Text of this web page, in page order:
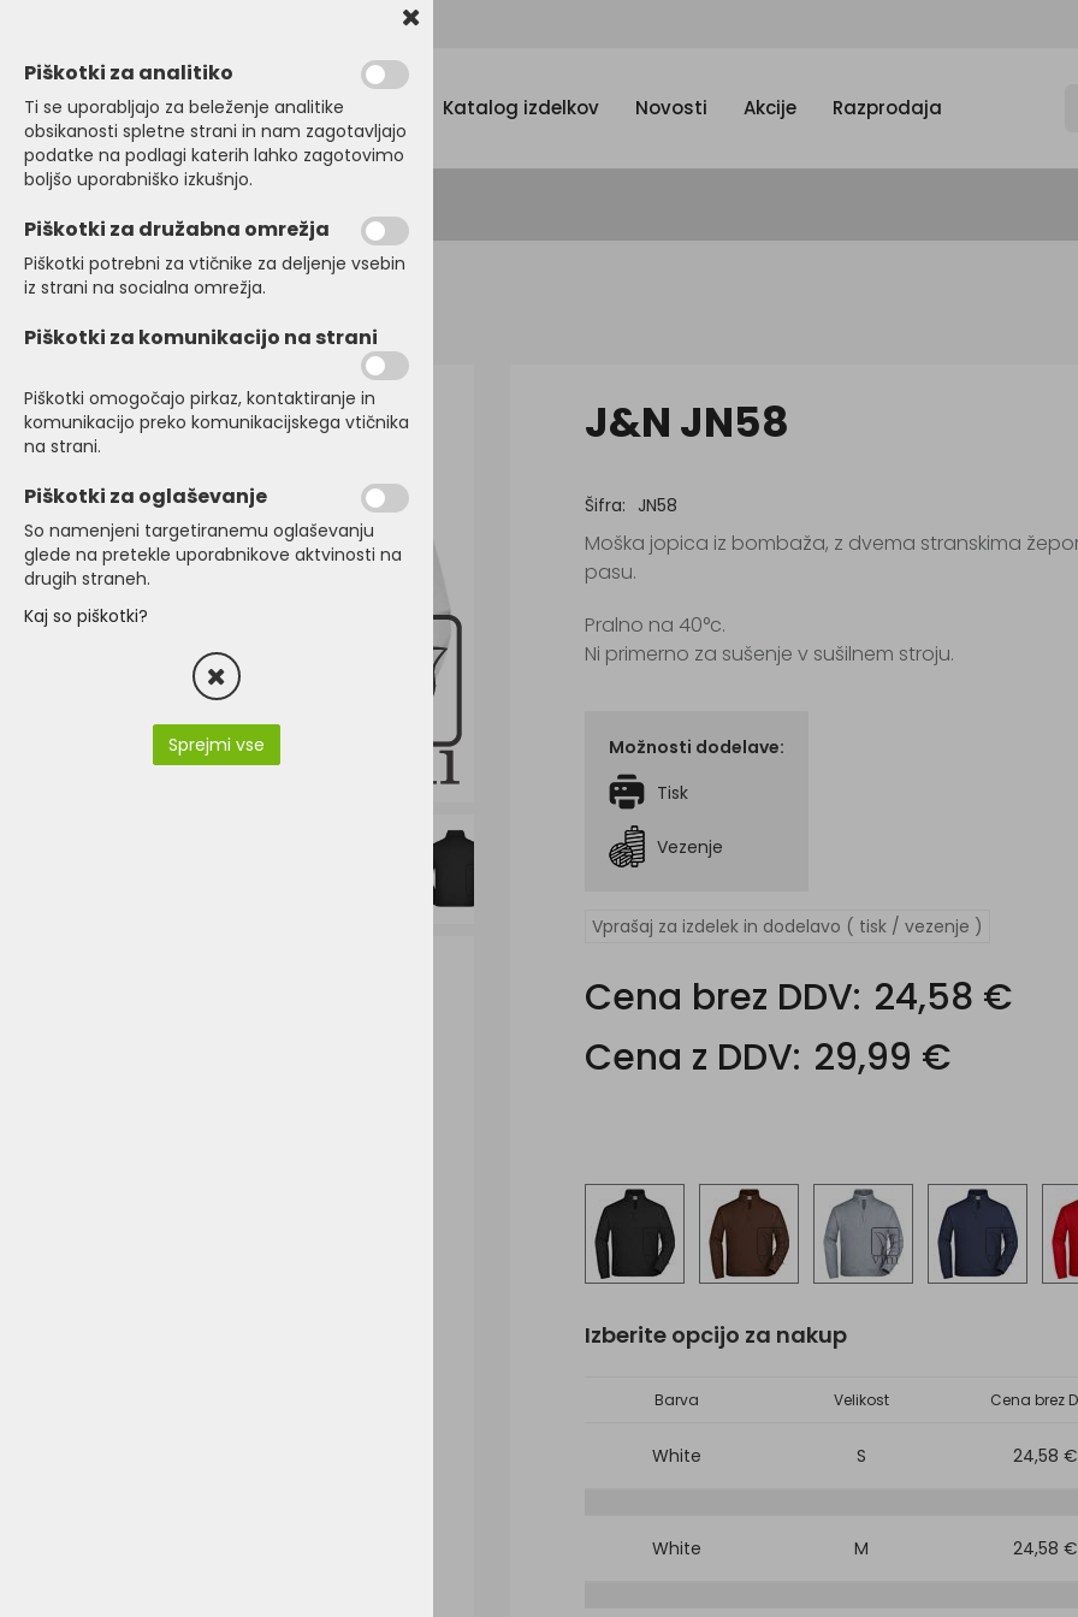
Menu Katalog izdelkov Novosti Akcije Razprodaja
Domov PULOVERJI Puloverji
J&N JN58
Šifra: JN58
Moška jopica iz bombaža, z dvema stranskima
pasu.
Pralno na 40°c.
Ni primerno za sušenje v sušilnem stroju.
Možnosti dodelave:
Tisk
Vezenje
Vprašaj za izdelek in dodelavo ( tisk / vezenje )
Cena brez DDV: 24,58 €
Cena z DDV: 29,99 €
Izberite opcijo za nakup
Barva Velikost Cena brez
White S 24,58 €
White M 24,58 €
Piškotki za analitiko
Ti se uporabljajo za beleženje analitike
obsikanosti spletne strani in nam zagotavljajo
podatke na podlagi katerih lahko zagotovimo
boljšo uporabniško izkušnjo.
Piškotki za družabna omrežja
Piškotki potrebni za vtičnike za deljenje vsebin
iz strani na socialna omrežja.
Piškotki za komunikacijo na strani
Piškotki omogočajo pirkaz, kontaktiranje in
komunikacijo preko komunikacijskega vtičnika
na strani.
Piškotki za oglaševanje
So namenjeni targetiranemu oglaševanju
glede na pretekle uporabnikove aktvinosti na
drugih straneh.
Kaj so piškotki?
Sprejmi vse